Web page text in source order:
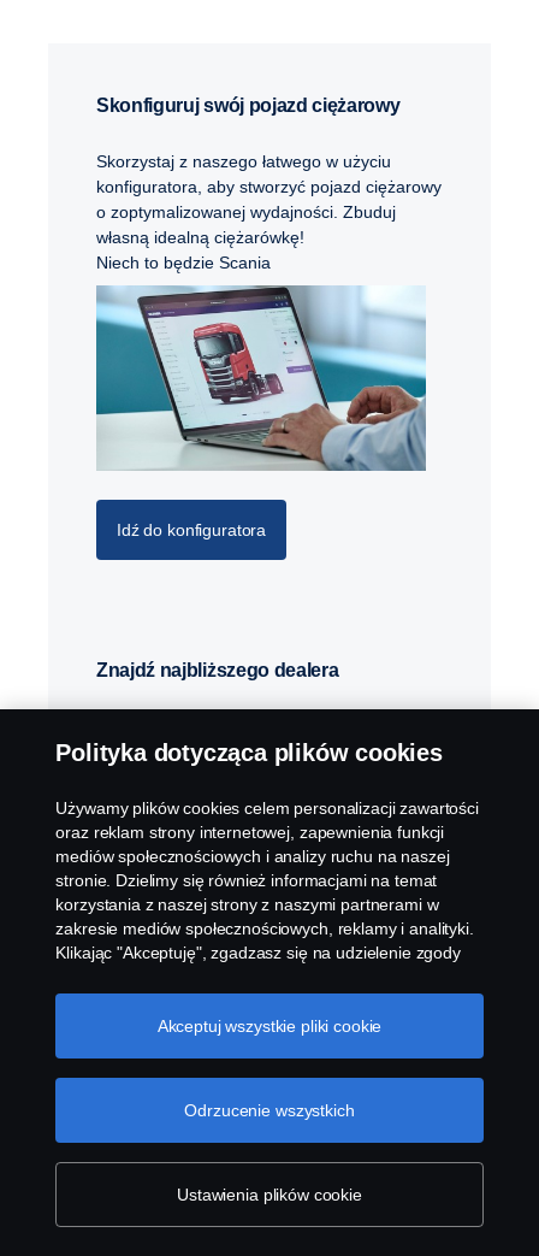
Skonfiguruj swój pojazd ciężarowy
Skorzystaj z naszego łatwego w użyciu
konfiguratora, aby stworzyć pojazd ciężarowy
o zoptymalizowanej wydajności. Zbuduj
własną idealną ciężarówkę!
Niech to będzie Scania
Idź do konfiguratora
Znajdź najbliższego dealera
serwisami w przypadku jakichkolwiek pytań
działań w Twojej okolicy. Skorzystaj z wiedzy
eksperckiej i wsparcia już dziś.
Znajdź serwisy w swojej okolicy
Polityka dotycząca plików cookies
Używamy plików cookies celem personalizacji zawartości
oraz reklam strony internetowej, zapewnienia funkcji
mediów społecznościowych i analizy ruchu na naszej
stronie. Dzielimy się również informacjami na temat
korzystania z naszej strony z naszymi partnerami w
zakresie mediów społecznościowych, reklamy i analityki.
Klikając "Akceptuję", zgadzasz się na udzielenie zgody
się informacjami. Możesz również zarządzać swoimi
plikami cookies, klikając na "Ustawienia plików cookies" i
sekcję dotyczącą plików cookies, którą można znaleźć
klikając na link poniżej tego tekstu. Cookie policy
Ustawienia plików cookie
Odrzucenie wszystkich
Akceptuj wszystkie pliki cookie